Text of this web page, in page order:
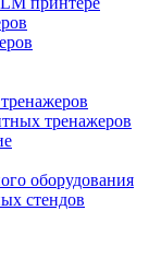
тренажеров
оборудования
стендов